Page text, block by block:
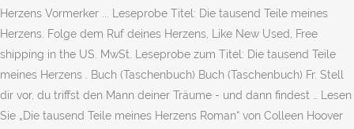
Herzens Vormerker ... Leseprobe Titel: Die tausend Teile meines
Herzens. Folge dem Ruf deines Herzens, Like New Used, Free
shipping in the US. MwSt. Leseprobe zum Titel: Die tausend Teile
meines Herzens . Buch (Taschenbuch) Buch (Taschenbuch) Fr. Stell
dir vor, du triffst den Mann deiner Träume - und dann findest … Lesen
Sie „Die tausend Teile meines Herzens Roman“ von Colleen Hoover